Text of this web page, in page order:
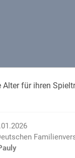
2025für ihren